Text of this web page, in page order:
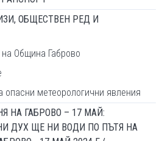
ОБЩЕСТВЕН РЕД И
Община Габрово
опасни метеорологични явления
НА ГАБРОВО – 17 МАЙ:
ДУХ ЩЕ НИ ВОДИ ПО ПЪТЯ НА